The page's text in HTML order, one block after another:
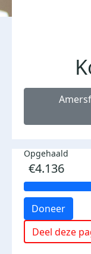
Opgehaald
€4.136
Doneer
Deel deze